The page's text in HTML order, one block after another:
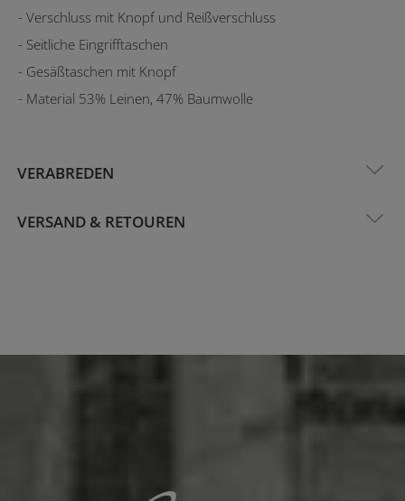
- Verschluss mit Knopf und Reißverschluss
- Seitliche Eingrifftaschen
- Gesäßtaschen mit Knopf
- Material 53% Leinen, 47% Baumwolle
VERABREDEN
VERSAND & RETOUREN